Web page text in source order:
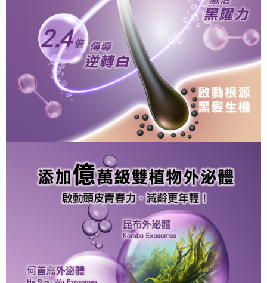
１．透過由恩沛科技股份有限公司提供之「AFTEE先享後付」服務完成之交
易，需依本服務之必要範圍內提供個人資料，並將交易相關給付款項請求債
權轉讓予恩沛科技股份有限公司。
２．關於個人資料處理事宜，請瀏覽以下網址：
https://aftee.tw/terms/#terms3
３．未成年的使用者請事先徵得法定代理人或監護人之同意方可使用
「AFTEE先享後付」，若未經同意申辦者引起之損失，本公司不負相關責
４．使用「AFTEE先享後付」時，將依據個別帳號之用戶狀況，依本公司即
時審查核予不同之上限額度；若仍有額度不足之情形，本公司將視審查結果
請求用戶進行身份認證。
５．嚴禁一人註冊多個帳號或使用他人資訊註冊。若發現惡意使用之情形，
每筆NT$90，滿NT$1,000(含以上)免運費
付款後萊爾富取貨
每筆NT$90，滿NT$1,000(含以上)免運費
7-11取貨付款
每筆NT$90，滿NT$1,000(含以上)免運費
付款後7-11取貨
每筆NT$90，滿NT$1,000(含以上)免運費
宅配
每筆NT$90，滿NT$1,000(含以上)免運費
貨到付款
每筆NT$90，滿NT$1,000(含以上)免運費